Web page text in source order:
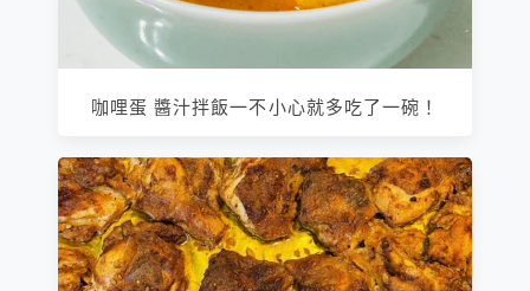
咖哩蛋 醬汁拌飯一不小心就多吃了一碗！